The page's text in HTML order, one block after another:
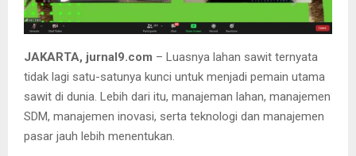
JAKARTA, jurnal9.com – Luasnya lahan sawit ternyata
tidak lagi satu-satunya kunci untuk menjadi pemain utama
sawit di dunia. Lebih dari itu, manajeman lahan, manajemen
SDM, manajemen inovasi, serta teknologi dan manajemen
pasar jauh lebih menentukan.